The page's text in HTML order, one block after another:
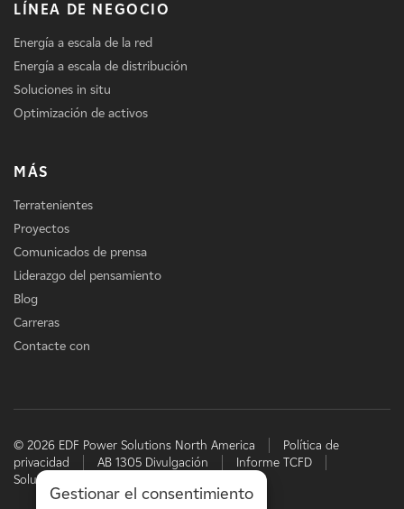
LÍNEA DE NEGOCIO
Energía a escala de la red
Energía a escala de distribución
Soluciones in situ
Optimización de activos
MÁS
Terratenientes
Proyectos
Comunicados de prensa
Liderazgo del pensamiento
Blog
Carreras
Contacte con
© 2026 EDF Power Solutions North America
Política de
privacidad
AB 1305 Divulgación
Informe TCFD
Soluciones energéticas de EDF
Gestionar el consentimiento